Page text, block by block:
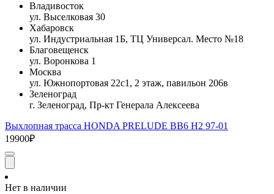
Владивосток
ул. Выселковая 30
Хабаровск
ул. Индустриальная 1Б, ТЦ Универсал. Место №18
Благовещенск
ул. Воронкова 1
Москва
ул. Южнопортовая 22с1, 2 этаж, павильон 206в
Зеленоград
г. Зеленоград, Пр-кт Генерала Алексеева
Выхлопная трасса HONDA PRELUDE BB6 H2 97-01
19900₽
Нет в наличии